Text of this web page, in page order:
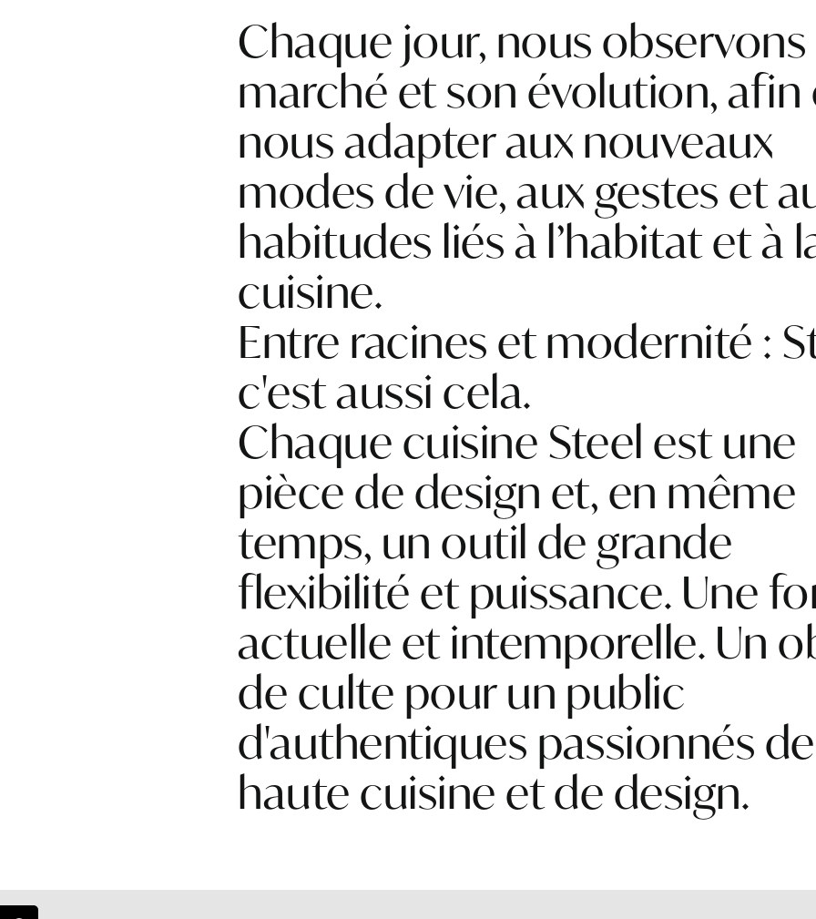
Chaque jour, nous observons
marché et son évolution, afin
nous adapter aux nouveaux
modes de vie, aux gestes et
habitudes liés à l’habitat et à
cuisine.
Entre racines et modernité :
c'est aussi cela.
Chaque cuisine Steel est une
pièce de design et, en même
temps, un outil de grande
flexibilité et puissance. Une
actuelle et intemporelle. Un
de culte pour un public
d'authentiques passionnés de
haute cuisine et de design.